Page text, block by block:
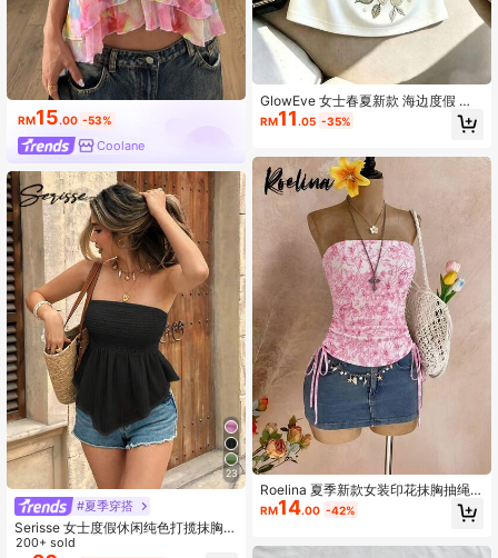
RM15.00 -53%
Coolane
23
#夏季穿搭
Serisse 女士度假休闲纯色打揽抹胸上
衣
200+ sold
GlowEve 女士春夏新款 海边度假 时
尚通勤 日常聚会 休闲百搭 约会穿搭
高级立体仿刺绣印花 白色无袖抹胸上
RM11 .05 -35%
Roelina 夏季新款女装印花抹胸抽绳
上衣 性感辣妹百搭抹胸上衣收腰绑带
辣妹T恤 抹胸小琴新设计感气质舒适
RM14.00 -42%